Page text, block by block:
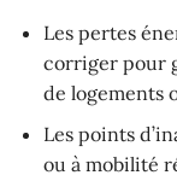
Les pertes
corriger pour
de logements
Les points
ou à mobilité